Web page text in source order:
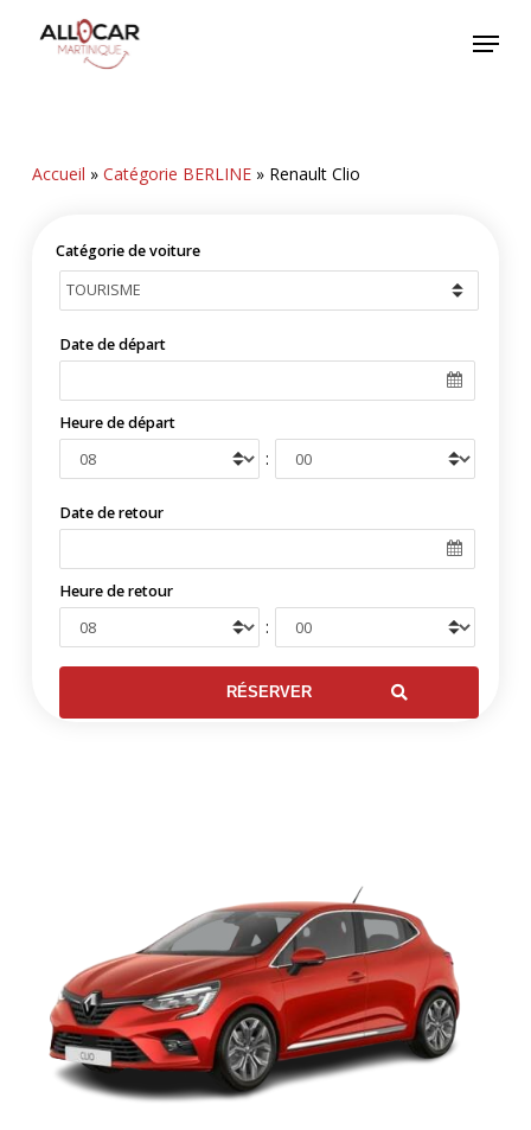
Menu
Accueil » Catégorie BERLINE» Renault Clio
Catégorie de voiture
Date de départ
Heure de départ
:
Date de retour
Heure de retour
: